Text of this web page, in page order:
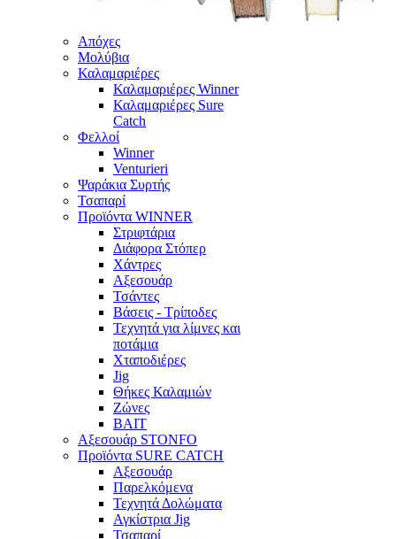
Απόχες
Μολύβια
Καλαμαριέρες
Καλαμαριέρες Winner
Καλαμαριέρες Sure
Catch
Φελλοί
Winner
Venturieri
Ψαράκια Συρτής
Τσαπαρί
Προϊόντα WINNER
Στριφτάρια
Διάφορα Στόπερ
Χάντρες
Αξεσουάρ
Τσάντες
Βάσεις - Τρίποδες
Τεχνητά για λίμνες και
ποτάμια
Χταποδιέρες
Jig
Θήκες Καλαμιών
Ζώνες
BAIT
Αξεσουάρ STONFO
Προϊόντα SURE CATCH
Αξεσουάρ
Παρελκόμενα
Τεχνητά Δολώματα
Αγκίστρια Jig
Τσαπαρί